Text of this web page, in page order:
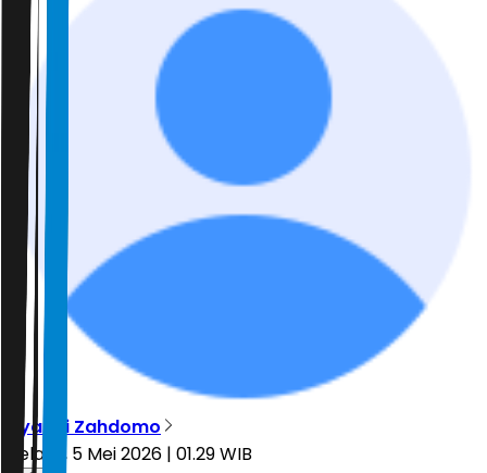
Ryandi Zahdomo
Selasa, 5 Mei 2026 | 01.29 WIB